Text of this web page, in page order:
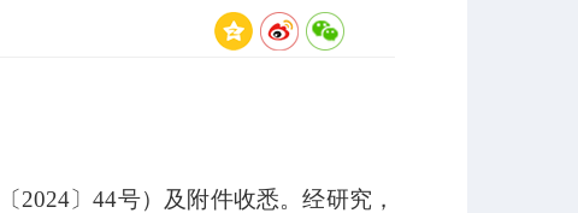
〕44号）及附件收悉。经研究，